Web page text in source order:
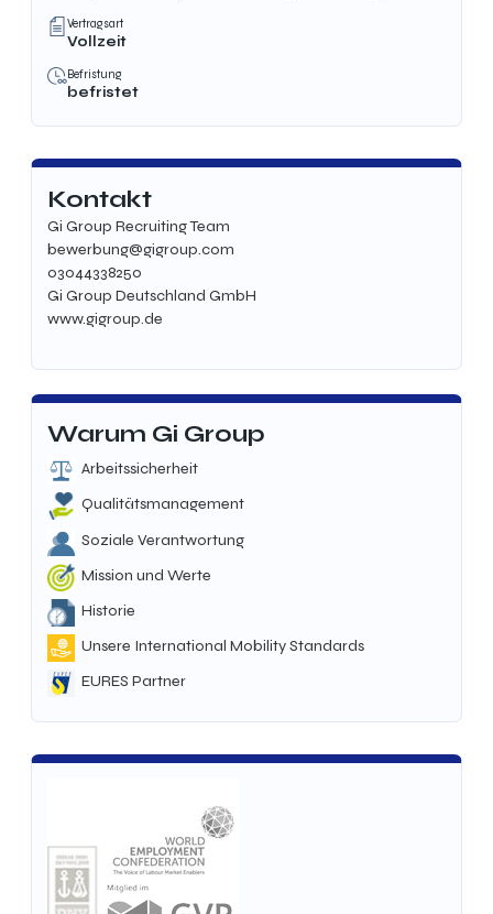
Vertragsart
Vollzeit
Befristung
befristet
Kontakt
Gi Group Recruiting Team
bewerbung@gigroup.com
03044338250
Gi Group Deutschland GmbH
www.gigroup.de
Warum Gi Group
Arbeitssicherheit
Qualitätsmanagement
Soziale Verantwortung
Mission und Werte
Historie
Unsere International Mobility Standards
EURES Partner